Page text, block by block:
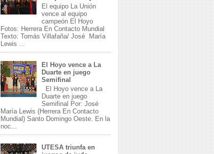
El equipo La Unión
vence al equipo
campeón El Hoyo
Fotos: Herrera En Contacto Mundial
Texto: Tomás Villafaña/ José María
Lewis ...
El Hoyo vence a La
Duarte en juego
Semifinal
El Hoyo vence a La
Duarte en juego
Semifinal Por: José
María Lewis (Herrera En Contacto
Mundial) Santo Domingo Oeste. En la
noc...
UTESA triunfa en